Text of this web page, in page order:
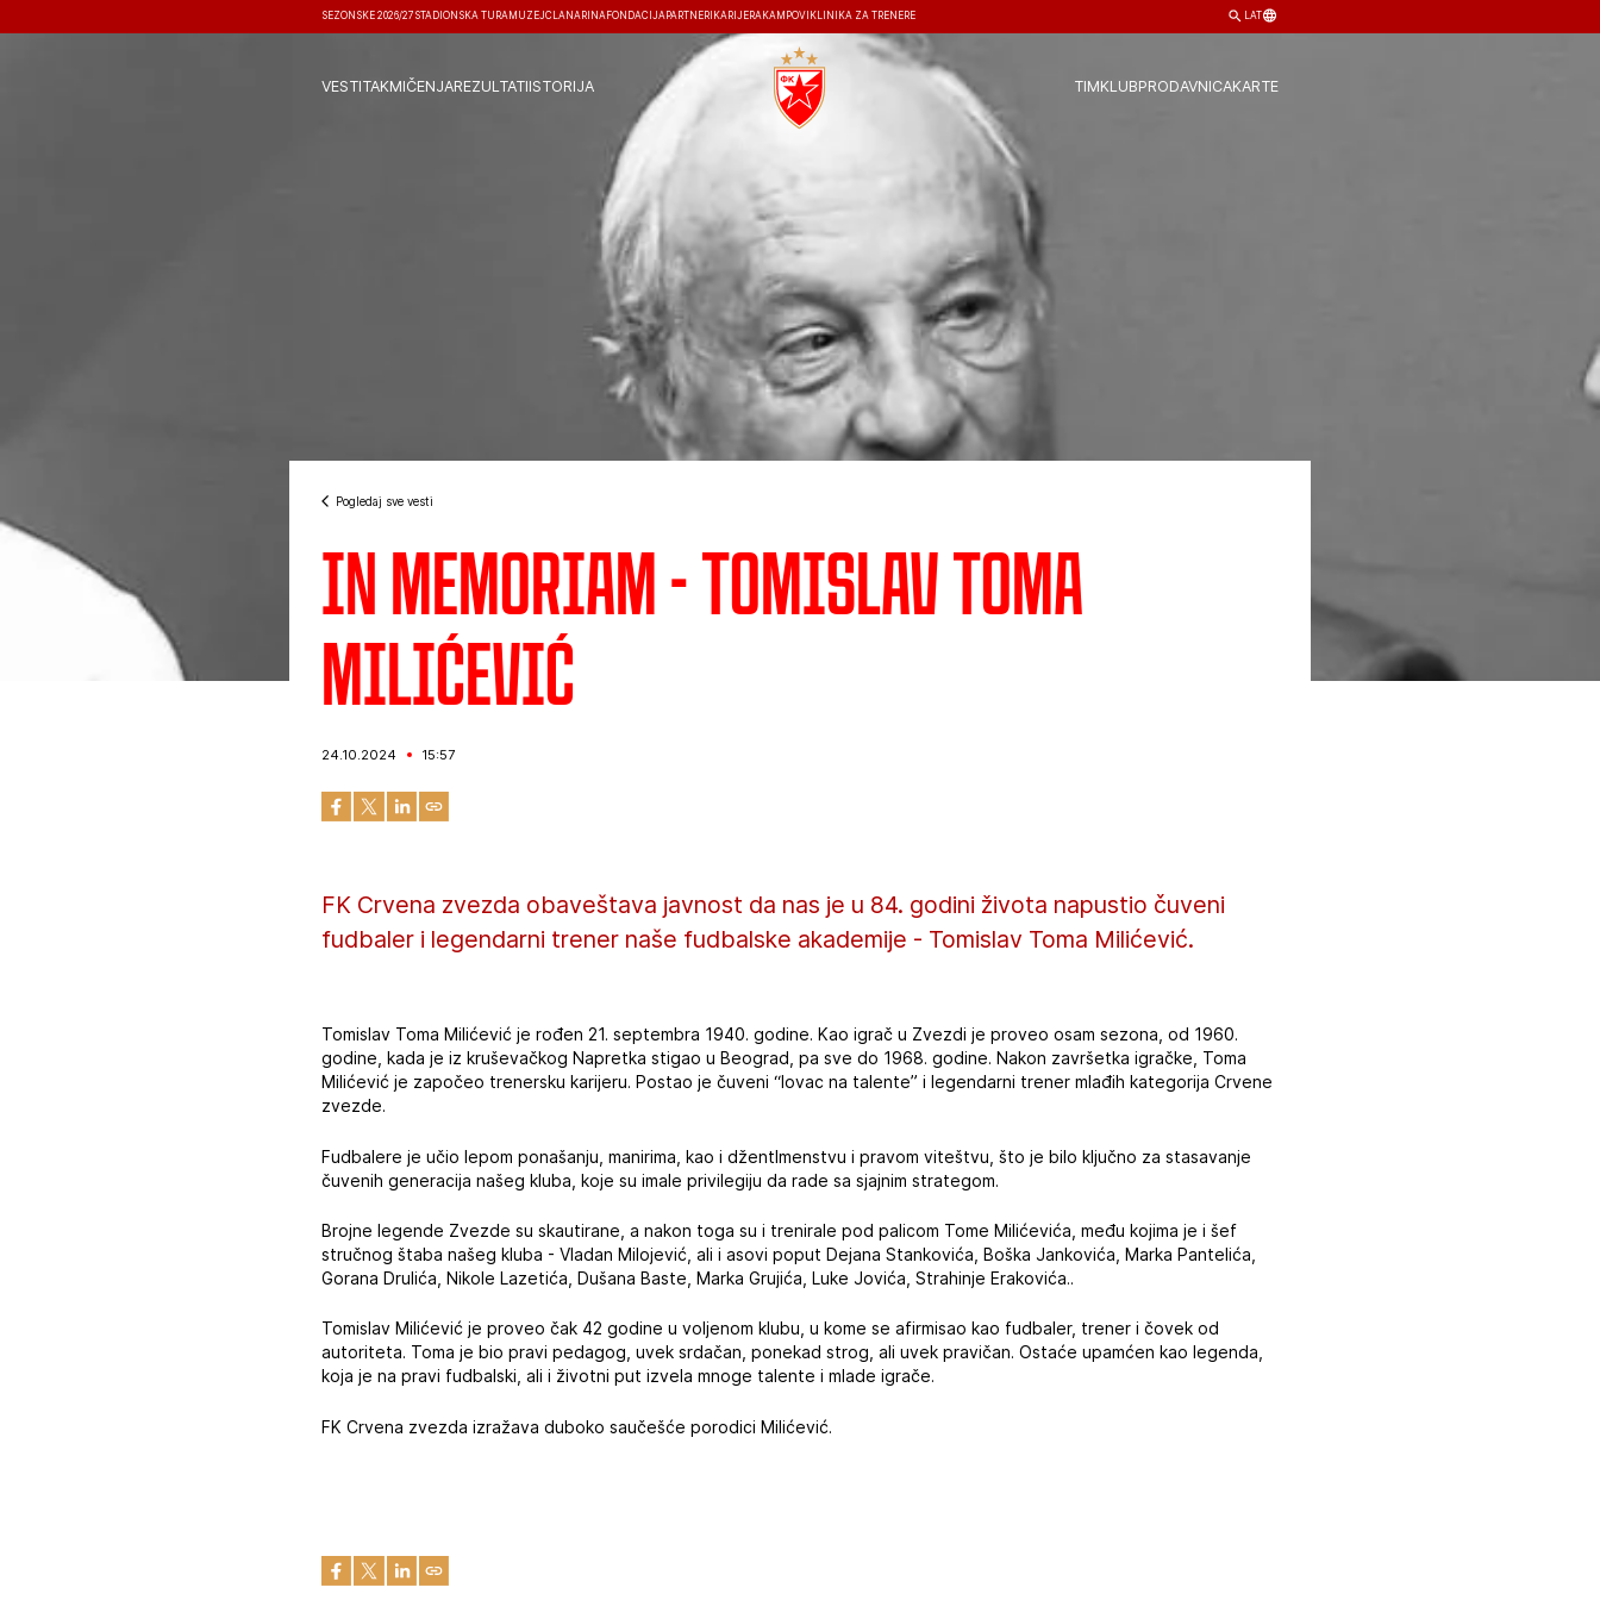
SEZONSKE 2026/27 STADIONSKA TURA MUZEJČLANARINA FONDACIJA PARTNERI KARIJERA KAMPOVI KLINIKA ZA TRENERE LAT
VESTITAKMIČENJAREZULTATIISTORIJA TIMKLUBPRODAVNICAKARTE
Pogledaj sve vesti
In memoriam - Tomislav Toma
Milićević
24.10.2024 15:57
FK Crvena zvezda obaveštava javnost da nas je u 84. godini života napustio čuveni
fudbaler i legendarni trener naše fudbalske akademije - Tomislav Toma Milićević.
Tomislav Toma Milićević je rođen 21. septembra 1940. godine. Kao igrač u Zvezdi je proveo osam sezona, od 1960.
godine, kada je iz kruševačkog Napretka stigao u Beograd, pa sve do 1968. godine. Nakon završetka igračke, Toma
Milićević je započeo trenersku karijeru. Postao je čuveni “lovac na talente” i legendarni trener mlađih kategorija Crvene
zvezde.
Fudbalere je učio lepom ponašanju, manirima, kao i džentlmenstvu i pravom viteštvu, što je bilo ključno za stasavanje
čuvenih generacija našeg kluba, koje su imale privilegiju da rade sa sjajnim strategom.
Brojne legende Zvezde su skautirane, a nakon toga su i trenirale pod palicom Tome Milićevića, među kojima je i šef
stručnog štaba našeg kluba - Vladan Milojević, ali i asovi poput Dejana Stankovića, Boška Jankovića, Marka Pantelića,
Gorana Drulića, Nikole Lazetića, Dušana Baste, Marka Grujića, Luke Jovića, Strahinje Erakovića..
Tomislav Milićević je proveo čak 42 godine u voljenom klubu, u kome se afirmisao kao fudbaler, trener i čovek od
autoriteta. Toma je bio pravi pedagog, uvek srdačan, ponekad strog, ali uvek pravičan. Ostaće upamćen kao legenda,
koja je na pravi fudbalski, ali i životni put izvela mnoge talente i mlade igrače.
FK Crvena zvezda izražava duboko saučešće porodici Milićević.